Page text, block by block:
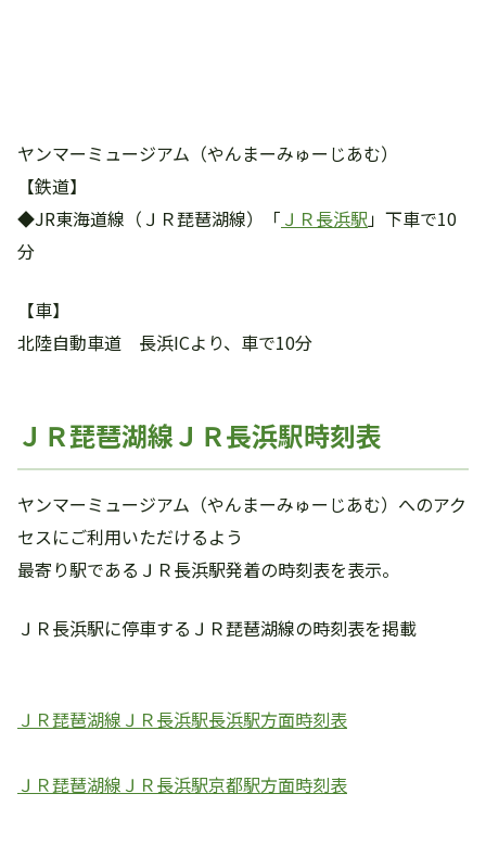
ヤンマーミュージアム（やんまーみゅーじあむ）
【鉄道】
◆JR東海道線（ＪＲ琵琶湖線）「 ＪＲ長浜駅」下車で10
分
【車】
北陸自動車道 長浜ICより、車で10分
ＪＲ琵琶湖線ＪＲ長浜駅時刻表
ヤンマーミュージアム（やんまーみゅーじあむ）へのアク
セスにご利用いただけるよう
最寄り駅であるＪＲ長浜駅発着の時刻表を表示。
ＪＲ長浜駅に停車するＪＲ琵琶湖線の時刻表を掲載
ＪＲ琵琶湖線ＪＲ長浜駅長浜駅方面時刻表
ＪＲ琵琶湖線ＪＲ長浜駅京都駅方面時刻表